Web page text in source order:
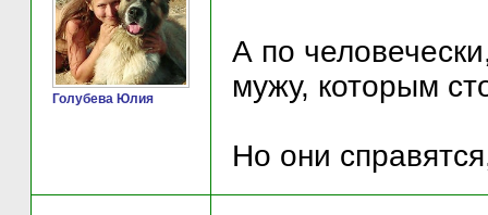
Голубева Юлия
А по
мужу, которым
Но они